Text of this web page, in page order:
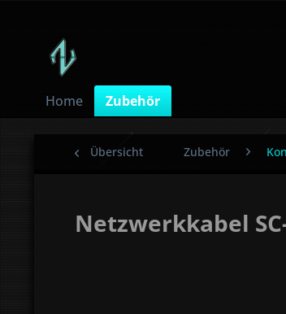
Home Zubehör
Übersicht Zubehör
Netzwerkkabel